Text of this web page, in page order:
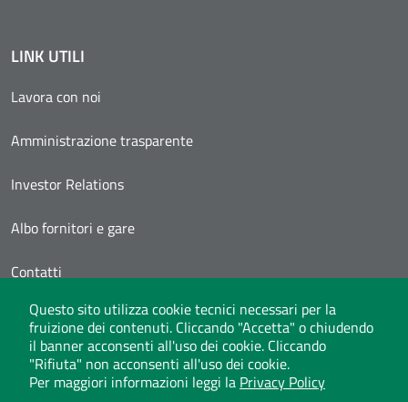
Questo sito utilizza cookie tecnici necessari per la
fruizione dei contenuti. Cliccando "Accetta" o chiudendo
il banner acconsenti all'uso dei cookie. Cliccando
"Rifiuta" non acconsenti all'uso dei cookie.
Per maggiori informazioni leggi la Privacy Policy
LINK UTILI
Lavora con noi
Amministrazione trasparente
Investor Relations
Albo fornitori e gare
Contatti
Area Personale